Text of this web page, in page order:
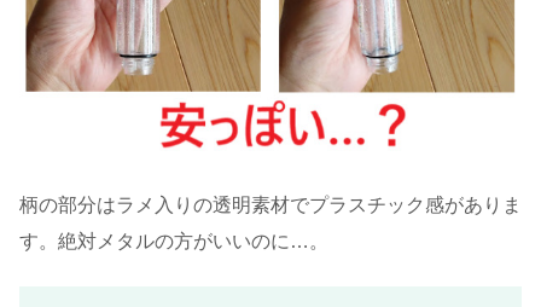
柄の部分はラメ入りの透明素材でプラスチック感がありま
す。絶対メタルの方がいいのに…。